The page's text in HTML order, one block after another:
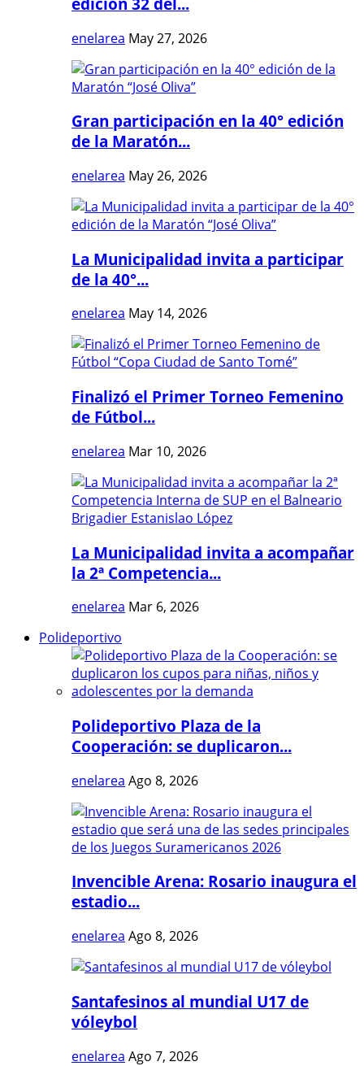
enelarea May 27, 2026
Gran participación en la 40° edición
de la Maratón...
enelarea May 26, 2026
La Municipalidad invita a participar
de la 40°...
enelarea May 14, 2026
Finalizó el Primer Torneo Femenino
de Fútbol...
enelarea Mar 10, 2026
La Municipalidad invita a acompañar
la 2ª Competencia...
enelarea Mar 6, 2026
Polideportivo
Polideportivo Plaza de la
Cooperación: se duplicaron...
enelarea Ago 8, 2026
Invencible Arena: Rosario inaugura el
estadio...
enelarea Ago 8, 2026
Santafesinos al mundial U17 de
vóleybol
enelarea Ago 7, 2026